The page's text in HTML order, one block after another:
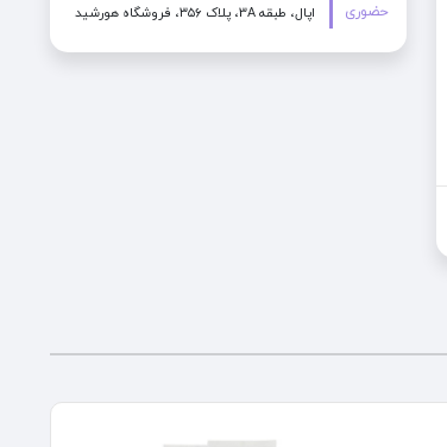
حضوری
اپال، طبقه 3A، پلاک ۳۵۶، فروشگاه هورشید